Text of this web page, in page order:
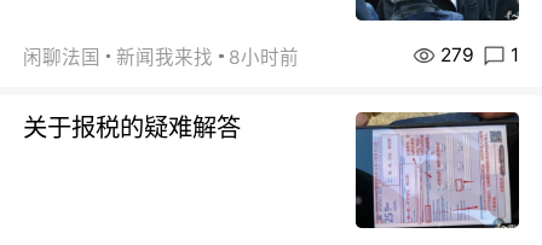
闲聊法国 新闻我来找 8小时前 279 1
关于报税的疑难解答